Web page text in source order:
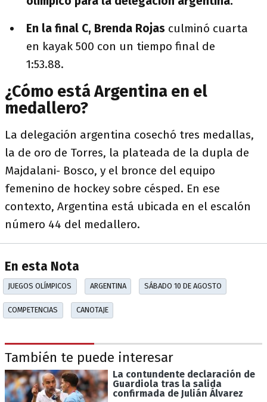
En la final C, Brenda Rojas culminó cuarta
en kayak 500 con un tiempo final de
1:53.88.
¿Cómo está Argentina en el
medallero?
La delegación argentina cosechó tres medallas,
la de oro de Torres, la plateada de la dupla de
Majdalani- Bosco, y el bronce del equipo
femenino de hockey sobre césped. En ese
contexto, Argentina está ubicada en el escalón
número 44 del medallero.
En esta Nota
JUEGOS OLÍMPICOS ARGENTINA SÁBADO 10 DE AGOSTO
COMPETENCIAS CANOTAJE
También te puede interesar
La contundente declaración de
Guardiola tras la salida
confirmada de Julián Álvarez